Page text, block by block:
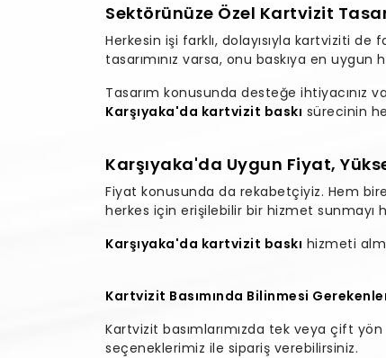
Sektörünüze Özel Kartvizit
Herkesin işi farklı, dolayısıyla kartviziti de
tasarımınız varsa, onu baskıya en uygun
Tasarım konusunda desteğe ihtiyacınız
Karşıyaka'da kartvizit baskı sürecinin
Karşıyaka'da Uygun Fiyat,
Fiyat konusunda da rekabetçiyiz. Hem
herkes için erişilebilir bir hizmet sunmayı
Karşıyaka'da kartvizit baskı hizmeti
Kartvizit Basımında Bilinmesi
Kartvizit basımlarımızda tek veya çift
seçeneklerimiz ile sipariş verebilirsiniz.